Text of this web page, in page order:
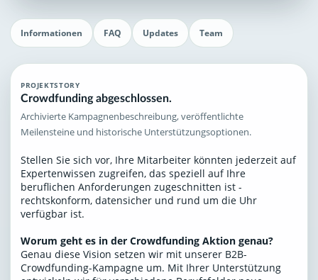
Informationen FAQ Updates Team
PROJEKTSTORY
Crowdfunding abgeschlossen.
Archivierte Kampagnenbeschreibung, veröffentlichte
Meilensteine und historische Unterstützungsoptionen.
Stellen Sie sich vor, Ihre Mitarbeiter könnten jederzeit auf
Expertenwissen zugreifen, das speziell auf Ihre
beruflichen Anforderungen zugeschnitten ist -
rechtskonform, datensicher und rund um die Uhr
verfügbar ist.
Worum geht es in der Crowdfunding Aktion genau?
Genau diese Vision setzen wir mit unserer B2B-
Crowdfunding-Kampagne um. Mit Ihrer Unterstützung